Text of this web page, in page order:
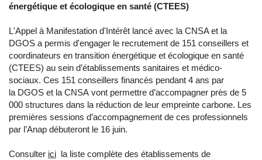
énergétique et écologique en santé (CTEES)
L'Appel à Manifestation d'Intérêt lancé avec la CNSA et la
DGOS a permis d'engager le recrutement de 151 conseillers et
coordinateurs en transition énergétique et écologique en santé
(CTEES) au sein d’établissements sanitaires et médico-
sociaux. Ces 151 conseillers financés pendant 4 ans par
la DGOS et la CNSA vont permettre d’accompagner près de 5
000 structures dans la réduction de leur empreinte carbone. Les
premières sessions d’accompagnement de ces professionnels
par l’Anap débuteront le 16 juin.
Consulter ici la liste complète des établissements de